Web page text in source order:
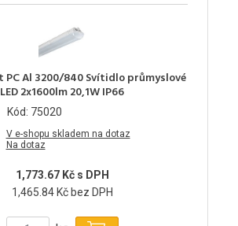
PC Al 3200/840 Svítidlo průmyslové
LED 2x1600lm 20,1W IP66
Kód: 75020
V e-shopu skladem na dotaz
Na dotaz
1,773.67 Kč s DPH
1,465.84 Kč bez DPH